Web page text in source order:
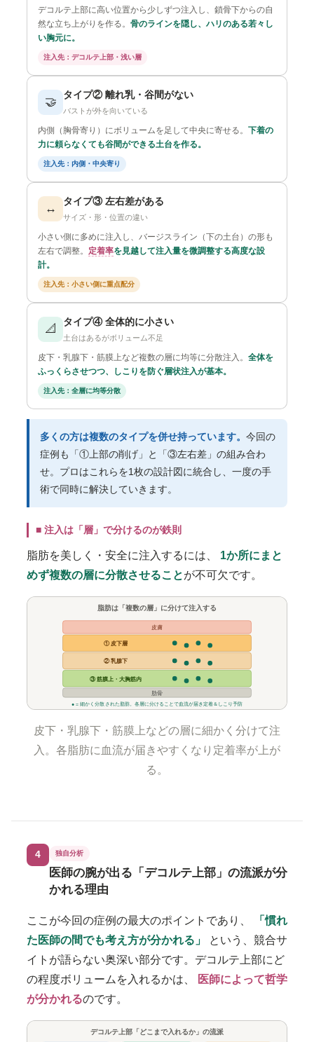
デコルテ上部に高い位置から少しずつ注入し、鎖骨下からの自
然な立ち上がりを作る。 骨のラインを隠し、ハリのある若々し
い胸元に。
注入先：デコルテ上部・浅い層
🤝
タイプ② 離れ乳・谷間がない
バストが外を向いている
内側（胸骨寄り）にボリュームを足して中央に寄せる。 下着の
力に頼らなくても谷間ができる土台を作る。
注入先：内側・中央寄り
↔️
タイプ③ 左右差がある
サイズ・形・位置の違い
小さい側に多めに注入し、バージスライン（下の土台）の形も
左右で調整。 定着率を見越して注入量を微調整する高度な設
計。
注入先：小さい側に重点配分
📐
タイプ④ 全体的に小さい
土台はあるがボリューム不足
皮下・乳腺下・筋膜上など複数の層に均等に分散注入。 全体を
ふっくらさせつつ、しこりを防ぐ層状注入が基本。
注入先：全層に均等分散
多くの方は複数のタイプを併せ持っています。 今回の
症例も「①上部の削げ」と「③左右差」の組み合わ
せ。プロはこれらを1枚の設計図に統合し、一度の手
術で同時に解決していきます。
■ 注入は「層」で分けるのが鉄則
脂肪を美しく・安全に注入するには、 1か所にまと
めず複数の層に分散させることが不可欠です。
脂肪は「複数の層」に分けて注入する
皮膚
① 皮下層
② 乳腺下
③ 筋膜上・大胸筋内
肋骨
● = 細かく分散された脂肪。各層に分けることで血流が届き定着＆しこり予防
皮下・乳腺下・筋膜上などの層に細かく分けて注
入。各脂肪に血流が届きやすくなり定着率が上が
る。
4 独自分析
医師の腕が出る「デコルテ上部」の流派が分
かれる理由
ここが今回の症例の最大のポイントであり、
「慣れ
た医師の間でも考え方が分かれる」
という、競合サ
イトが語らない奥深い部分です。デコルテ上部にど
の程度ボリュームを入れるかは、
医師によって哲学
が分かれるのです。
デコルテ上部「どこまで入れるか」の流派